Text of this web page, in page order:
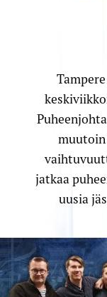
muutoin
jatkaa
uusia